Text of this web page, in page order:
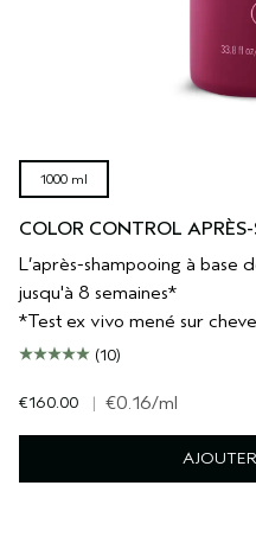
1000 ml
COLOR CONTROL
L’après-shampooing à base
jusqu'à 8 semaines*
*Test ex vivo mené sur
(10)
€160.00 | €0.16/ml